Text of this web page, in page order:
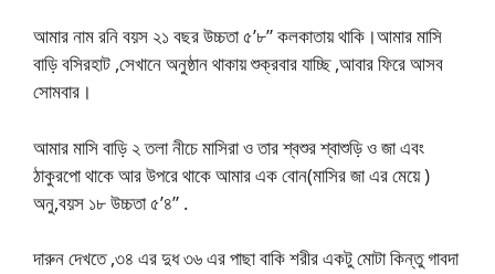
আমার নাম রনি বয়স ২১ বছর উচ্চতা ৫’৮” কলকাতায় থাকি।আমার মাসি
বাড়ি বসিরহাট ,সেখানে অনুষ্ঠান থাকায় শুক্রবার যাচ্ছি ,আবার ফিরে আসব
সোমবার।
আমার মাসি বাড়ি ২ তলা নীচে মাসিরা ও তার শ্বশুর শ্বাশুড়ি ও জা এবং
ঠাকুরপো থাকে আর উপরে থাকে আমার এক বোন(মাসির জা এর মেয়ে )
অনু,বয়স ১৮ উচ্চতা ৫’৪” .
দারুন দেখতে ,৩৪ এর দুধ ৩৬ এর পাছা বাকি শরীর একটু মোটা কিন্তু গাবদা